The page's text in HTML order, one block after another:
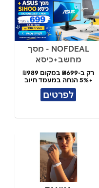
NOFDEAL - מסך
מחשב+כיסא
רק ב-₪699 במקום ₪989
+5% הנחה במעמד חיוב
לפרטים